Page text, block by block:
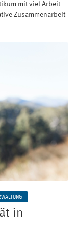
mit viel Arbeit
Zusammenarbeit
in